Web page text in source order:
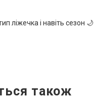
ліжечка і навіть сезон 🌙